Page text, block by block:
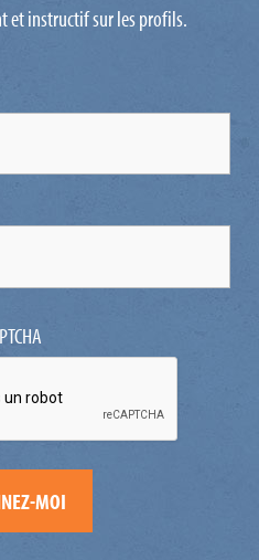
et instructif sur les profils.